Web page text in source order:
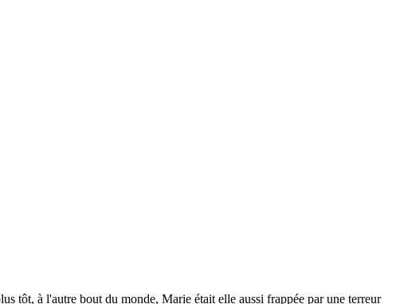
tôt, à l'autre bout du monde, Marie était elle aussi frappée par une terreur